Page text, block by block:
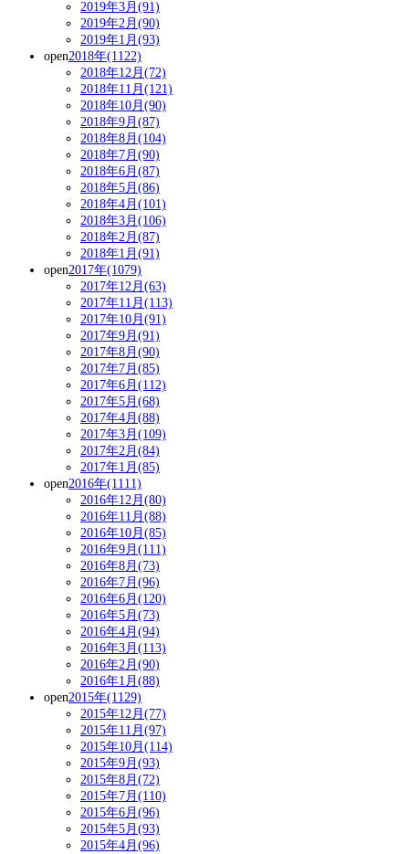
2019年3月(91)
2019年2月(90)
2019年1月(93)
open2018年(1122)
2018年12月(72)
2018年11月(121)
2018年10月(90)
2018年9月(87)
2018年8月(104)
2018年7月(90)
2018年6月(87)
2018年5月(86)
2018年4月(101)
2018年3月(106)
2018年2月(87)
2018年1月(91)
open2017年(1079)
2017年12月(63)
2017年11月(113)
2017年10月(91)
2017年9月(91)
2017年8月(90)
2017年7月(85)
2017年6月(112)
2017年5月(68)
2017年4月(88)
2017年3月(109)
2017年2月(84)
2017年1月(85)
open2016年(1111)
2016年12月(80)
2016年11月(88)
2016年10月(85)
2016年9月(111)
2016年8月(73)
2016年7月(96)
2016年6月(120)
2016年5月(73)
2016年4月(94)
2016年3月(113)
2016年2月(90)
2016年1月(88)
open2015年(1129)
2015年12月(77)
2015年11月(97)
2015年10月(114)
2015年9月(93)
2015年8月(72)
2015年7月(110)
2015年6月(96)
2015年5月(93)
2015年4月(96)